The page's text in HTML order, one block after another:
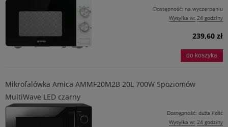
Dostępność: na wyczerpaniu
Wysyłka w: 24 godziny
239,60 zł
do koszyka
Mikrofalówka Amica AMMF20M2B 20L 700W 5poziomów
MultiWave LED czarny
Dostępność: duża ilość
Wysyłka w: 24 godziny